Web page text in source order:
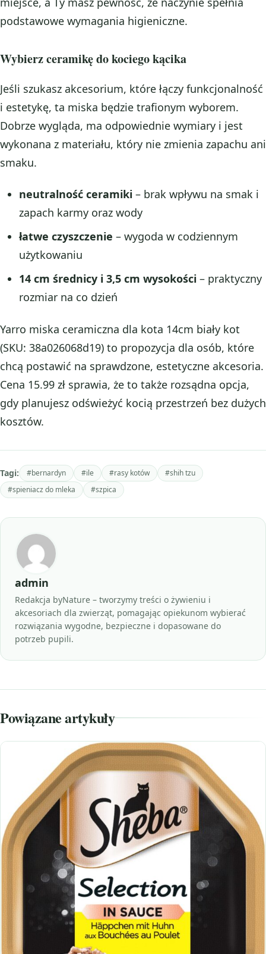
podstawowe wymagania higieniczne.
Wybierz ceramikę do kociego kącika
Jeśli szukasz akcesorium, które łączy funkcjonalność
i estetykę, ta miska będzie trafionym wyborem.
Dobrze wygląda, ma odpowiednie wymiary i jest
wykonana z materiału, który nie zmienia zapachu ani
smaku.
neutralność ceramiki– brak wpływu na smak i
zapach karmy oraz wody
łatwe czyszczenie – wygoda w codziennym
użytkowaniu
14 cm średnicy i 3,5 cm wysokości– praktyczny
rozmiar na co dzień
Yarro miska ceramiczna dla kota 14cm biały kot
(SKU: 38a026068d19) to propozycja dla osób, które
chcą postawić na sprawdzone, estetyczne akcesoria.
Cena 15.99 zł sprawia, że to także rozsądna opcja,
gdy planujesz odświeżyć kocią przestrzeń bez dużych
kosztów.
Tagi: #bernardyn #ile #rasy kotów
#shih tzu
#spieniacz do mleka
#szpica
admin
Redakcja byNature – tworzymy treści o żywieniu i
akcesoriach dla zwierząt, pomagając opiekunom wybierać
rozwiązania wygodne, bezpieczne i dopasowane do
potrzeb pupili.
Powiązane artykuły